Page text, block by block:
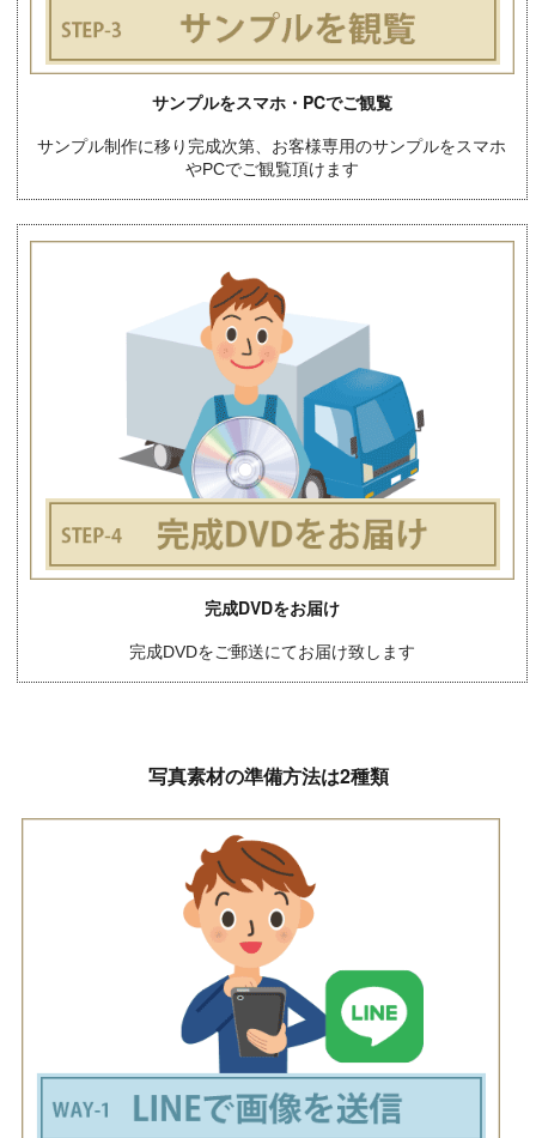
サンプルをスマホ・PCでご観覧
サンプル制作に移り完成次第、お客様専用のサンプルをスマホ
やPCでご観覧頂けます
完成DVDをお届け
完成DVDをご郵送にてお届け致します
写真素材の準備方法は2種類